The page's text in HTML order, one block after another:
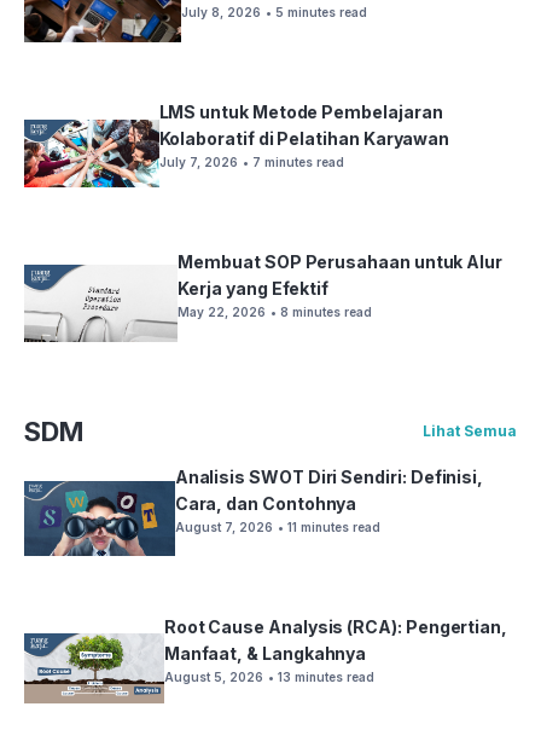
July 8, 2026 • 5 minutes read
LMS untuk Metode Pembelajaran
Kolaboratif di Pelatihan Karyawan
July 7, 2026 • 7 minutes read
Membuat SOP Perusahaan untuk Alur
Kerja yang Efektif
May 22, 2026 • 8 minutes read
SDM Lihat Semua
Analisis SWOT Diri Sendiri: Definisi,
Cara, dan Contohnya
August 7, 2026 • 11 minutes read
Root Cause Analysis (RCA): Pengertian,
Manfaat, & Langkahnya
August 5, 2026 • 13 minutes read